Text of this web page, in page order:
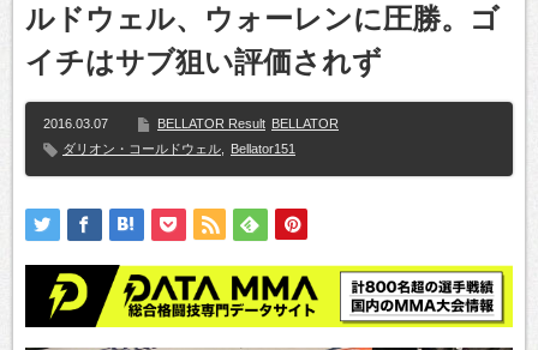
ルドウェル、ウォーレンに圧勝。ゴ
イチはサブ狙い評価されず
2016.03.07 BELLATOR Result BELLATOR
ダリオン・コールドウェル
Bellator151